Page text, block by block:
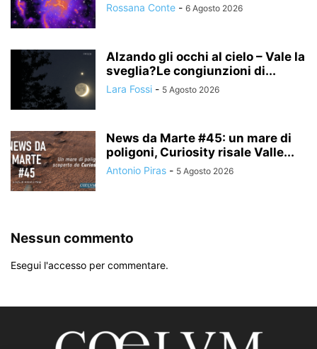
Rossana Conte - 6 Agosto 2026
Alzando gli occhi al cielo – Vale la
sveglia?Le congiunzioni di...
Lara Fossi - 5 Agosto 2026
News da Marte #45: un mare di
poligoni, Curiosity risale Valle...
Antonio Piras - 5 Agosto 2026
Nessun commento
Esegui l'accesso per commentare.